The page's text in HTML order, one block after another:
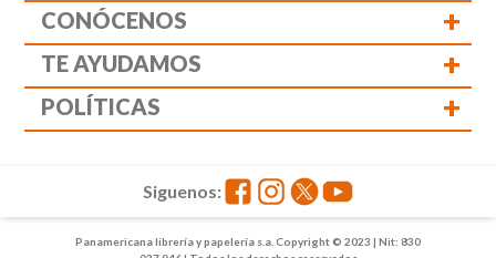
CONÓCENOS +
TE AYUDAMOS +
POLÍTICAS +
Panamericana librería y papelería s.a. Copyright © 2023 | Nit: 830
Siguenos: